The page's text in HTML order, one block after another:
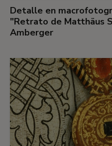
Detalle en
"Retrato de Matthäus
Amberger